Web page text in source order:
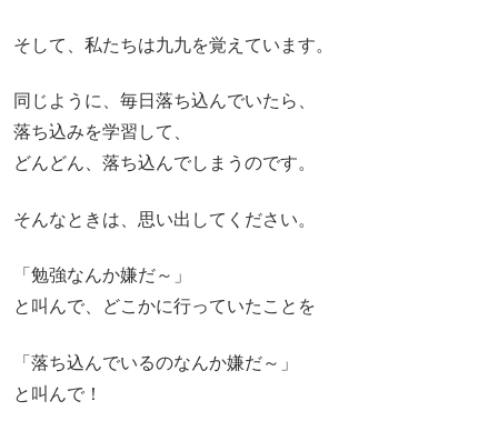
そして、私たちは九九を覚えています。
同じように、毎日落ち込んでいたら、
落ち込みを学習して、
どんどん、落ち込んでしまうのです。
そんなときは、思い出してください。
「勉強なんか嫌だ～」
と叫んで、どこかに行っていたことを
「落ち込んでいるのなんか嫌だ～」
と叫んで！